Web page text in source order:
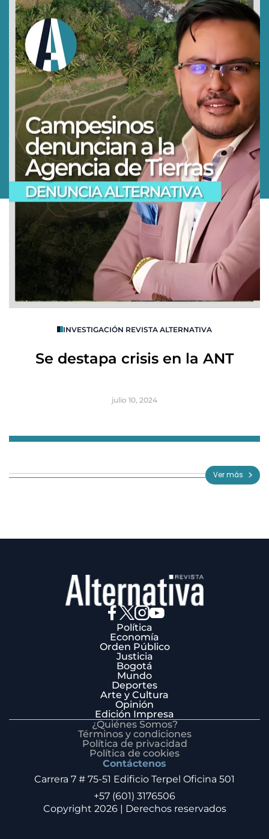
INVESTIGACIÓN REVISTA ALTERNATIVA
Se destapa crisis en la ANT
julio 10, 2024
3
Ver más
Política
Economía
Orden Público
Justicia
Bogotá
Mundo
Deportes
Arte y Cultura
Opinión
Edición Impresa
¿Quiénes Somos?
Términos y condiciones
Política de privacidad
Política de cookies
Contáctenos
Carrera 7 # 75-51 Edificio Terpel Oficina 501
+57 (601) 3176506
Copyright 2026 | Derechos reservados